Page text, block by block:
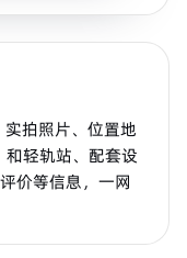
拍照片、位置地
轻轨站、配套设
价等信息，一网